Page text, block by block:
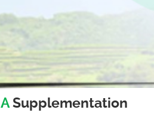
ASupplementation